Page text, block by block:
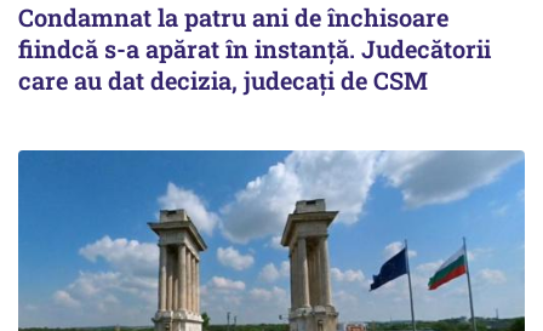
Condamnat la patru ani de închisoare
fiindcă s-a apărat în instanță. Judecătorii
care au dat decizia, judecați de CSM